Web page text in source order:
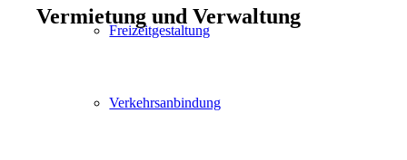
Freizeitgestaltung
Verkehrsanbindung
Vermietung und Verwaltung